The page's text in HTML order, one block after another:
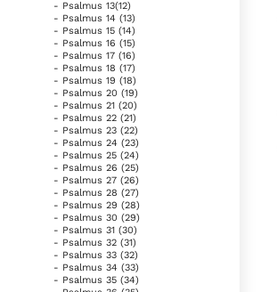
- Psalmus 13(12)
- Psalmus 14 (13)
- Psalmus 15 (14)
- Psalmus 16 (15)
- Psalmus 17 (16)
- Psalmus 18 (17)
- Psalmus 19 (18)
- Psalmus 20 (19)
- Psalmus 21 (20)
- Psalmus 22 (21)
- Psalmus 23 (22)
- Psalmus 24 (23)
- Psalmus 25 (24)
- Psalmus 26 (25)
- Psalmus 27 (26)
- Psalmus 28 (27)
- Psalmus 29 (28)
- Psalmus 30 (29)
- Psalmus 31 (30)
- Psalmus 32 (31)
- Psalmus 33 (32)
- Psalmus 34 (33)
- Psalmus 35 (34)